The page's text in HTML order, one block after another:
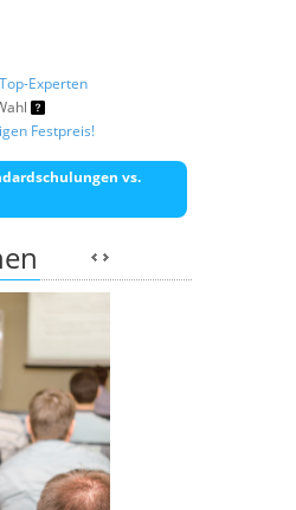
Top-Experten
Festpreis!
vs.